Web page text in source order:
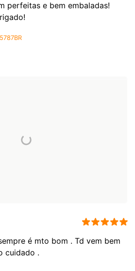
perfeitas e bem embaladas!
é mto bom . Td vem bem
cuidado .